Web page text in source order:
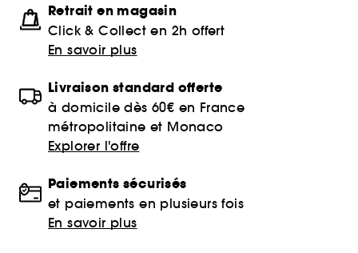
Retrait en magasin
Click & Collect en 2h offert
En savoir plus
Livraison standard offerte
à domicile dès 60€ en France
métropolitaine et Monaco
Explorer l'offre
Paiements sécurisés
et paiements en plusieurs fois
En savoir plus